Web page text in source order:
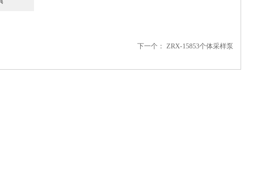
下一个： ZRX-15853个体采样泵